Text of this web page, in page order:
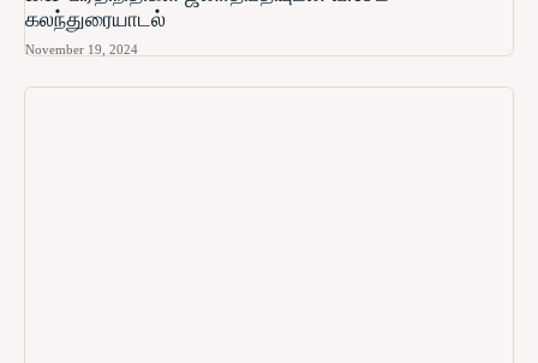
கலந்துரையாடல்
November 19, 2024